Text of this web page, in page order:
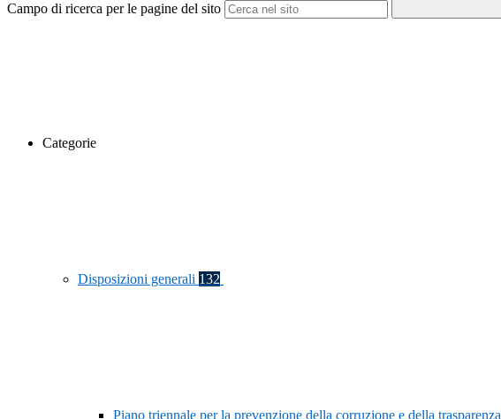
Campo di ricerca per le pagine del sito
Categorie
Disposizioni generali 132
Piano triennale per la prevenzione della corruzione e della trasparenza